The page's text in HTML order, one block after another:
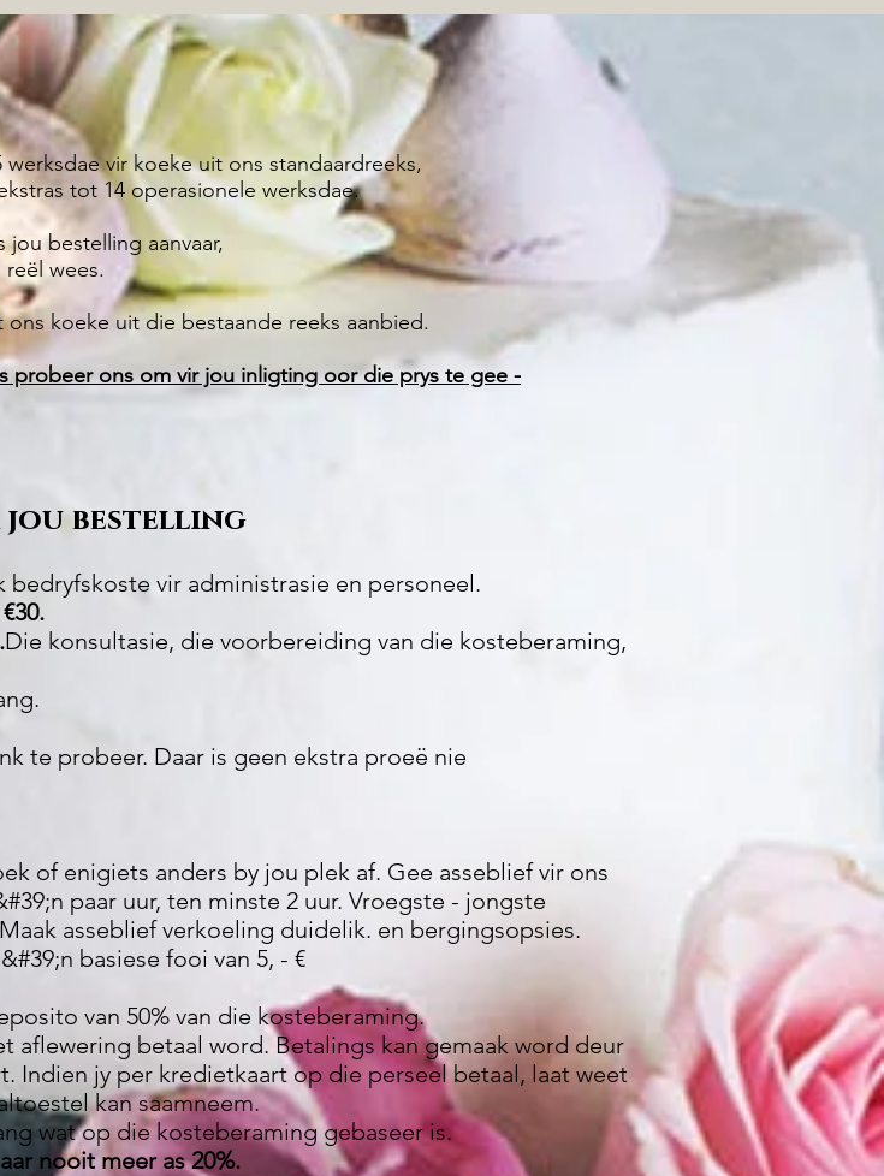
vir koeke uit ons standaardreeks,
tot 14 operasionele werksdae.
bestelling aanvaar,
wees.
koeke uit die bestaande reeks aanbied.
probeer ons om vir jou inligting oor die prys te gee -
bestelling
vir administrasie en personeel.
Die konsultasie, die voorbereiding van die kosteberaming,
te probeer. Daar is geen ekstra proeë nie
of enigiets anders by jou plek af. Gee asseblief vir ons
paar uur, ten minste 2 uur. Vroegste - jongste
asseblief verkoeling duidelik. en bergingsopsies.
basiese fooi van 5, - €
van 50% van die kosteberaming.
betaal word. Betalings kan gemaak word deur
Indien jy per kredietkaart op die perseel betaal, laat weet
kan saamneem.
wat op die kosteberaming gebaseer is.
nooit meer as 20%.